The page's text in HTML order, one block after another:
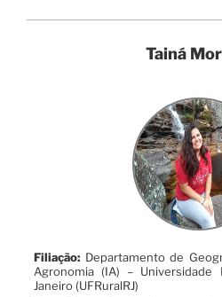
Tainá
Filiação: Departamento de
Agronomia (IA) –
Janeiro (UFRuralRJ)